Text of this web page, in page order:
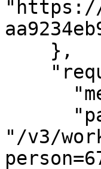
"https://
"/v3/